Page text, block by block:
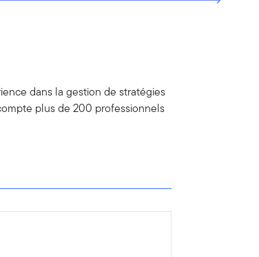
dans la gestion de stratégies
plus de 200 professionnels